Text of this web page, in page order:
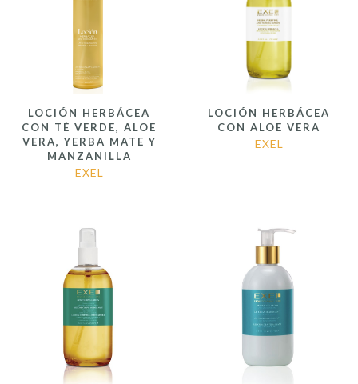
LOCIÓN HERBÁCEA
CON TÉ VERDE, ALOE
VERA, YERBA MATE Y
MANZANILLA
EXEL
LOCIÓN HERBÁCEA
CON ALOE VERA
EXEL